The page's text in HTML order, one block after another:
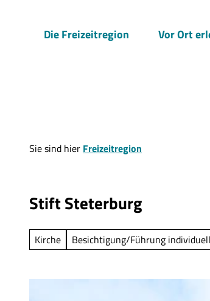
Die Freizeitregion Vor Ort
Sie sind hier Freizeitregion
Stift Steterburg
Kirche Besichtigung/Führung individuell